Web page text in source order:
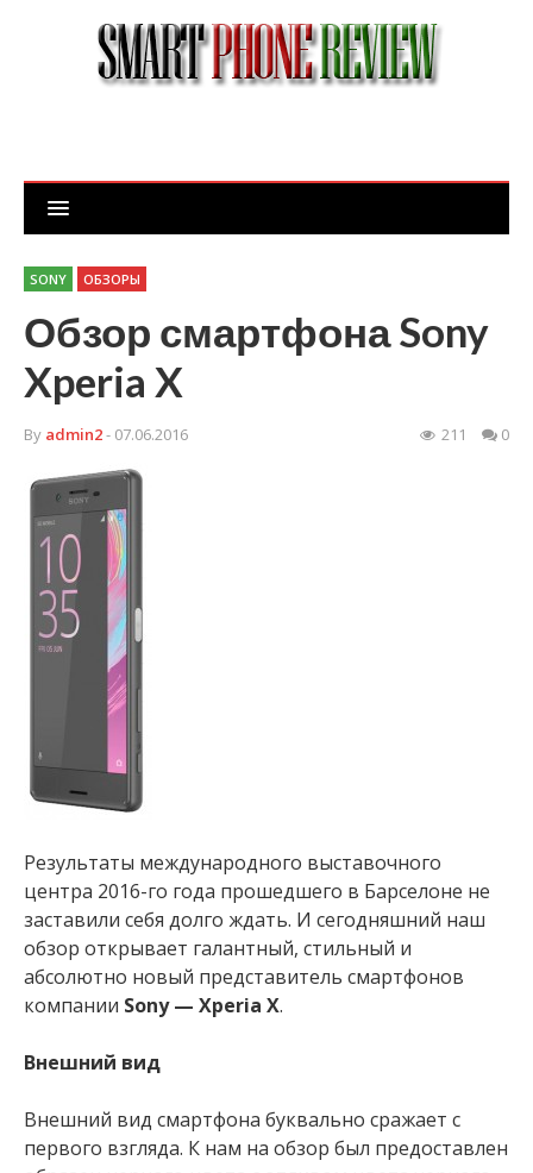
SONY ОБЗОРЫ
Обзор смартфона Sony
Xperia X
By admin2- 07.06.2016 211 0
Результаты международного выставочного
центра 2016-го года прошедшего в Барселоне не
заставили себя долго ждать. И сегодняшний наш
обзор открывает галантный, стильный и
абсолютно новый представитель смартфонов
компании Sony — Xperia X.
Внешний вид
Внешний вид смартфона буквально сражает с
первого взгляда. К нам на обзор был предоставлен